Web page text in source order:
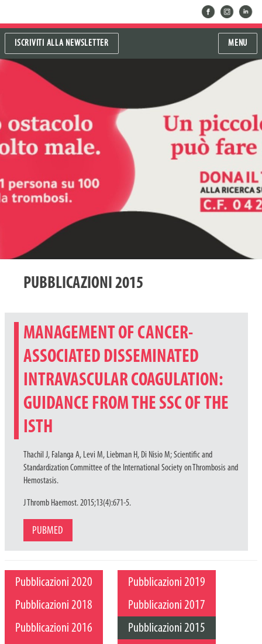
facebookinstragram
linkedin
ISCRIVITI ALLA NEWSLETTER MENU
PUBBLICAZIONI 2015
MANAGEMENT OF CANCER-
ASSOCIATED DISSEMINATED
INTRAVASCULAR COAGULATION:
GUIDANCE FROM THE SSC OF THE
ISTH
Thachil J, Falanga A, Levi M, Liebman H, Di Nisio M; Scientific and
Standardization Committee of the International Society on Thrombosis and
Hemostasis.
J Thromb Haemost. 2015;13(4):671-5.
PUBMED
Pubblicazioni 2020
Pubblicazioni 2019
Pubblicazioni 2018
Pubblicazioni 2017
Pubblicazioni 2016
Pubblicazioni 2015